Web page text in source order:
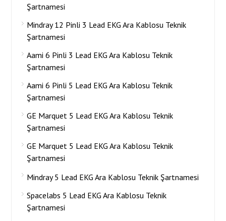
Şartnamesi
Mindray 12 Pinli 3 Lead EKG Ara Kablosu Teknik
Şartnamesi
Aami 6 Pinli 3 Lead EKG Ara Kablosu Teknik
Şartnamesi
Aami 6 Pinli 5 Lead EKG Ara Kablosu Teknik
Şartnamesi
GE Marquet 5 Lead EKG Ara Kablosu Teknik
Şartnamesi
GE Marquet 5 Lead EKG Ara Kablosu Teknik
Şartnamesi
Mindray 5 Lead EKG Ara Kablosu Teknik Şartnamesi
Spacelabs 5 Lead EKG Ara Kablosu Teknik
Şartnamesi